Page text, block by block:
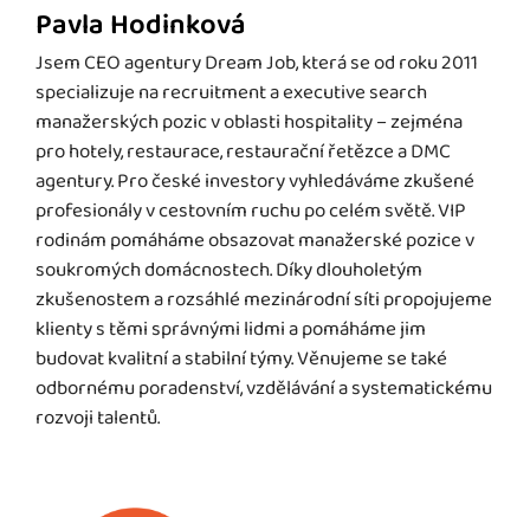
Pavla Hodinková
Jsem CEO agentury Dream Job, která se od roku 2011
specializuje na recruitment a executive search
manažerských pozic v oblasti hospitality – zejména
pro hotely, restaurace, restaurační řetězce a DMC
agentury. Pro české investory vyhledáváme zkušené
profesionály v cestovním ruchu po celém světě. VIP
rodinám pomáháme obsazovat manažerské pozice v
soukromých domácnostech. Díky dlouholetým
zkušenostem a rozsáhlé mezinárodní síti propojujeme
klienty s těmi správnými lidmi a pomáháme jim
budovat kvalitní a stabilní týmy. Věnujeme se také
odbornému poradenství, vzdělávání a systematickému
rozvoji talentů.